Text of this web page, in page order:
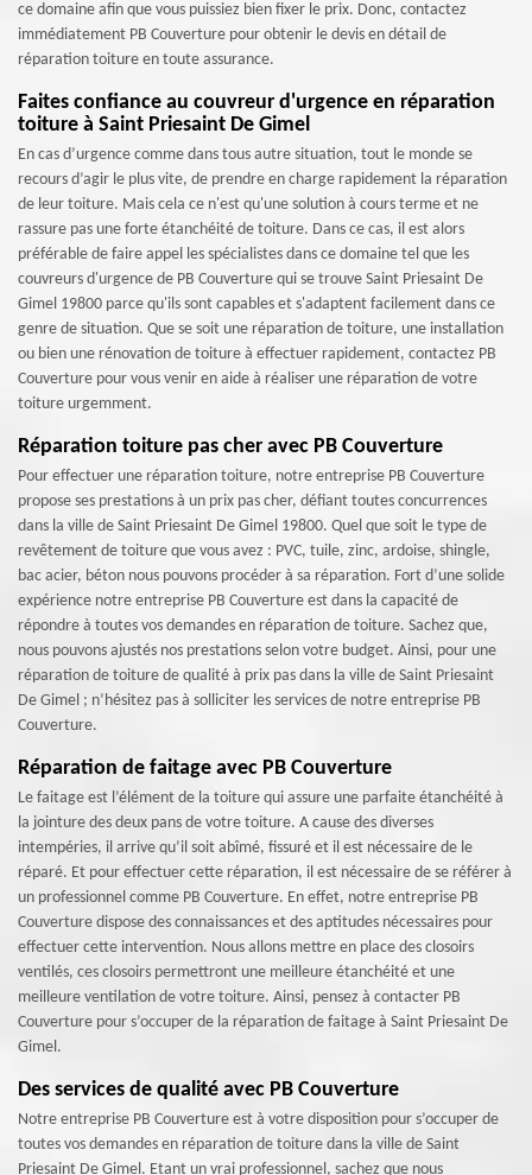
ce domaine afin que vous puissiez bien fixer le prix. Donc, contactez
immédiatement PB Couverture pour obtenir le devis en détail de
réparation toiture en toute assurance.
Faites confiance au couvreur d'urgence en réparation
toiture à Saint Priesaint De Gimel
En cas d’urgence comme dans tous autre situation, tout le monde se
recours d’agir le plus vite, de prendre en charge rapidement la réparation
de leur toiture. Mais cela ce n'est qu'une solution à cours terme et ne
rassure pas une forte étanchéité de toiture. Dans ce cas, il est alors
préférable de faire appel les spécialistes dans ce domaine tel que les
couvreurs d'urgence de PB Couverture qui se trouve Saint Priesaint De
Gimel 19800 parce qu'ils sont capables et s'adaptent facilement dans ce
genre de situation. Que se soit une réparation de toiture, une installation
ou bien une rénovation de toiture à effectuer rapidement, contactez PB
Couverture pour vous venir en aide à réaliser une réparation de votre
toiture urgemment.
Réparation toiture pas cher avec PB Couverture
Pour effectuer une réparation toiture, notre entreprise PB Couverture
propose ses prestations à un prix pas cher, défiant toutes concurrences
dans la ville de Saint Priesaint De Gimel 19800. Quel que soit le type de
revêtement de toiture que vous avez : PVC, tuile, zinc, ardoise, shingle,
bac acier, béton nous pouvons procéder à sa réparation. Fort d’une solide
expérience notre entreprise PB Couverture est dans la capacité de
répondre à toutes vos demandes en réparation de toiture. Sachez que,
nous pouvons ajustés nos prestations selon votre budget. Ainsi, pour une
réparation de toiture de qualité à prix pas dans la ville de Saint Priesaint
De Gimel ; n’hésitez pas à solliciter les services de notre entreprise PB
Couverture.
Réparation de faitage avec PB Couverture
Le faitage est l’élément de la toiture qui assure une parfaite étanchéité à
la jointure des deux pans de votre toiture. A cause des diverses
intempéries, il arrive qu’il soit abîmé, fissuré et il est nécessaire de le
réparé. Et pour effectuer cette réparation, il est nécessaire de se référer à
un professionnel comme PB Couverture. En effet, notre entreprise PB
Couverture dispose des connaissances et des aptitudes nécessaires pour
effectuer cette intervention. Nous allons mettre en place des closoirs
ventilés, ces closoirs permettront une meilleure étanchéité et une
meilleure ventilation de votre toiture. Ainsi, pensez à contacter PB
Couverture pour s’occuper de la réparation de faitage à Saint Priesaint De
Gimel.
Des services de qualité avec PB Couverture
Notre entreprise PB Couverture est à votre disposition pour s’occuper de
toutes vos demandes en réparation de toiture dans la ville de Saint
Priesaint De Gimel. Etant un vrai professionnel, sachez que nous